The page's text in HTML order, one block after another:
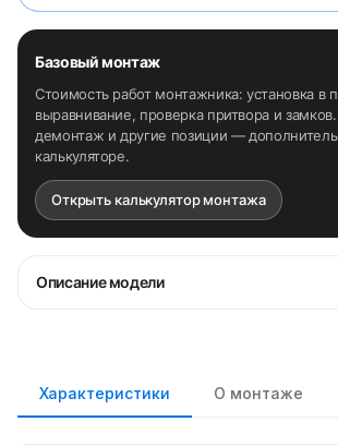
Базовый монтаж
Стоимость работ монтажника: установка в
выравнивание, проверка притвора и
демонтаж и другие позиции —
калькуляторе.
Открыть калькулятор монтажа
Описание модели
Характеристики О монтаже